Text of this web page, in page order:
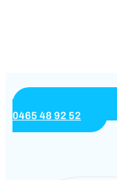
0465 48 92 52